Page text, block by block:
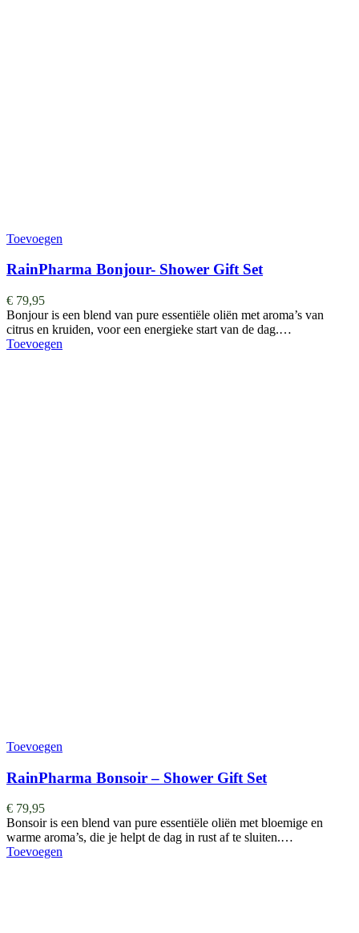
Toevoegen
RainPharma Bonjour- Shower Gift Set
€ 79,95
Bonjour is een blend van pure essentiële oliën met aroma’s van
citrus en kruiden, voor een energieke start van de dag.…
Toevoegen
Toevoegen
RainPharma Bonsoir – Shower Gift Set
€ 79,95
Bonsoir is een blend van pure essentiële oliën met bloemige en
warme aroma’s, die je helpt de dag in rust af te sluiten.…
Toevoegen